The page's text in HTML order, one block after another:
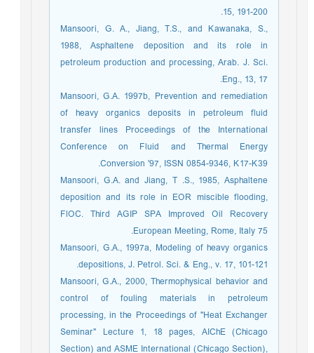
15, 191-200.
Mansoori, G. A., Jiang, T.S., and Kawanaka, S.,
1988, Asphaltene deposition and its role in
petroleum production and processing, Arab. J. Sci.
Eng., 13, 17.
Mansoori, G.A. 1997b, Prevention and remediation
of heavy organics deposits in petroleum fluid
transfer lines Proceedings of the International
Conference on Fluid and Thermal Energy
Conversion '97, ISSN 0854-9346, K17-K39.
Mansoori, G.A. and Jiang, T .S., 1985, Asphaltene
deposition and its role in EOR miscible flooding,
FlOC. Third AGIP SPA Improved Oil Recovery
European Meeting, Rome, Italy 75.
Mansoori, G.A., 1997a, Modeling of heavy organics
depositions, J. Petrol. Sci. & Eng., v. 17, 101-121.
Mansoori, G.A., 2000, Thermophysical behavior and
control of fouling materials in petroleum
processing, in the Proceedings of "Heat Exchanger
Seminar" Lecture 1, 18 pages, AIChE (Chicago
Section) and ASME International (Chicago Section),